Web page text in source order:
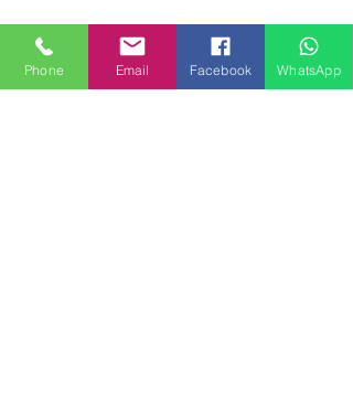
Phone Email Facebook WhatsApp